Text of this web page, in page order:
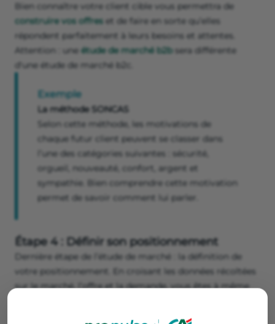
Bien connaître votre client cible vous permettra de
construire vos offres et de faire en sorte qu’elles
répondent parfaitement à leurs besoins et attentes.
Attention : une étude de marché b2bsera différente
d'une étude de marché b2c.
Exemple
La méthode SONCAS
Selon cette méthode, les motivations de
chaque futur client peuvent se classer dans
l’une des catégories suivantes : sécurité,
orgueil, nouveauté, confort, argent et
sympathie. Bien comprendre cette motivation
permet de savoir comment lui parler.
Étape 4 : Définir son positionnement
Dernière étape de l’étude de marché : la définition de
votre positionnement. En croisant les données récoltées
sur le marché, l’offre et la demande, vous êtes à même
Votre positionnement doit refléter votre avantage